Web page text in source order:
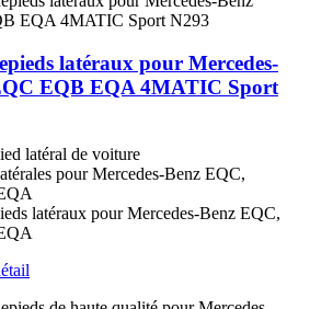
latéraux pour Mercedes-
EQB EQA 4MATIC Sport
latéral de voiture
pour Mercedes-Benz EQC,
latéraux pour Mercedes-Benz EQC,